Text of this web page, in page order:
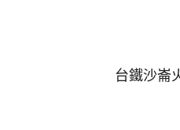
台鐵沙崙